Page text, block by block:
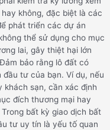
không, đặc biệt là các
phát triển các dự án
thể sử dụng cho mục
lai, gây thiệt hại lớn
bảo rằng lô đất có
tư của bạn. Ví dụ, nếu
khách sạn, cần xác định
đích thương mại hay
bất kỳ giao dịch bất
tư uy tín là yếu tố quan